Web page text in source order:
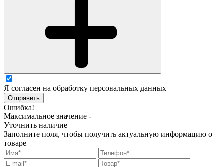
Я согласен на обработку персональных данных
Отправить
Ошибка!
Максимальное значение -
Уточнить наличие
Заполните поля, чтобы получить актуальную информацию о
товаре